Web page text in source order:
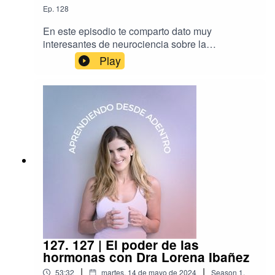
Ep. 128
En este episodio te comparto dato muy
interesantes de neurociencia sobre la
meditación. Para que entiendas que hace en tu
cerebro. Te comparto tips de cómo empezar y
recuerda que en este podcast tengo muchas
que opinas en www.instagram.com/bernayoga➪
Suscríbete a mi newsletter para seguir
inspirándote
Play
127. 127 | El poder de las
hormonas con Dra Lorena Ibañez
53:32 | martes, 14 de mayo de 2024 | Season 1,